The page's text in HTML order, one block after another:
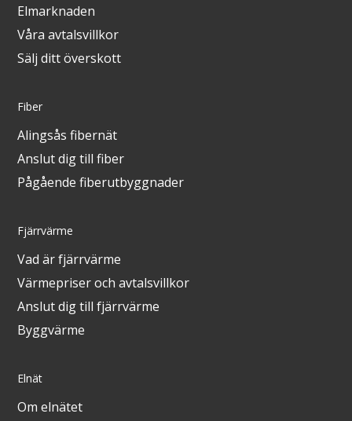
Elmarknaden
Våra avtalsvillkor
Sälj ditt överskott
Fiber
Alingsås fibernät
Anslut dig till fiber
Pågående fiberutbyggnader
Fjärrvärme
Vad är fjärrvärme
Värmepriser och avtalsvillkor
Anslut dig till fjärrvärme
Byggvärme
Elnät
Om elnätet